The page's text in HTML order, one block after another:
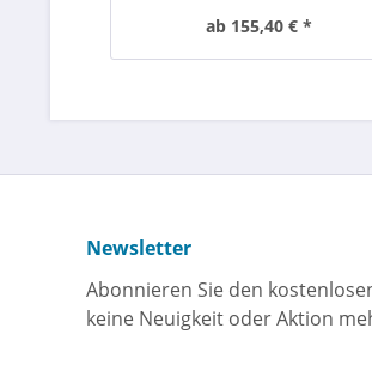
ab 155,40 € *
Newsletter
Abonnieren Sie den
keine Neuigkeit oder Aktion